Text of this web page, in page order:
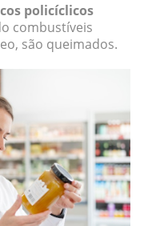
policíclicos
combustíveis
são queimados.